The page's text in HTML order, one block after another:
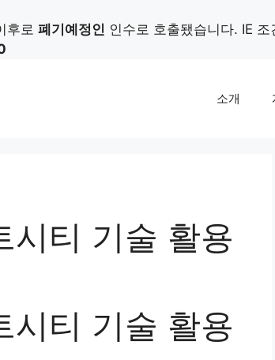
후로 폐기예정인 인수로 호출됐습니다. IE
소개
시티 기술 활용
시티 기술 활용